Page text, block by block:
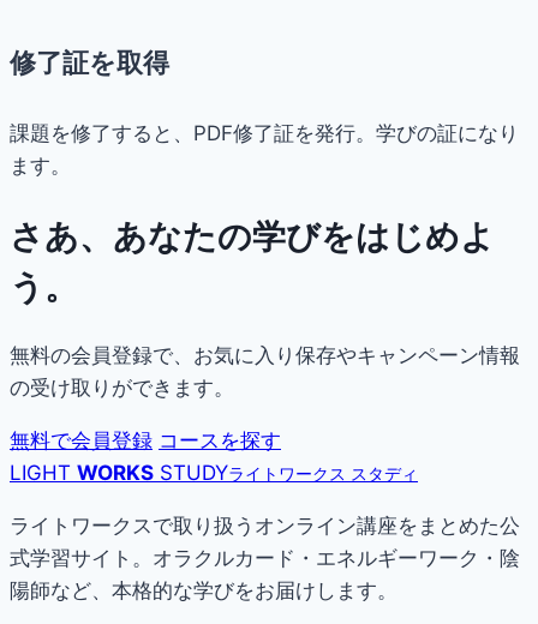
修了証を取得
課題を修了すると、PDF修了証を発行。学びの証になり
ます。
さあ、あなたの学びをはじめよ
う。
無料の会員登録で、お気に入り保存やキャンペーン情報
の受け取りができます。
無料で会員登録 コースを探す
LIGHT WORKS STUDYライトワークス スタディ
ライトワークスで取り扱うオンライン講座をまとめた公
式学習サイト。オラクルカード・エネルギーワーク・陰
陽師など、本格的な学びをお届けします。